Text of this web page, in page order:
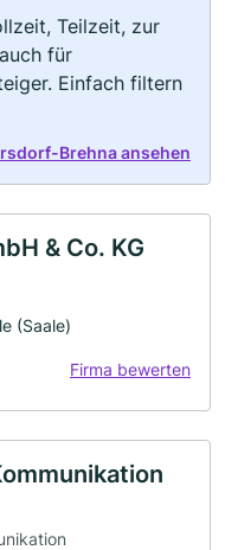
Teilzeit, zur
für
Einfach filtern
Brehna ansehen
& Co. KG
(Saale)
Firma bewerten